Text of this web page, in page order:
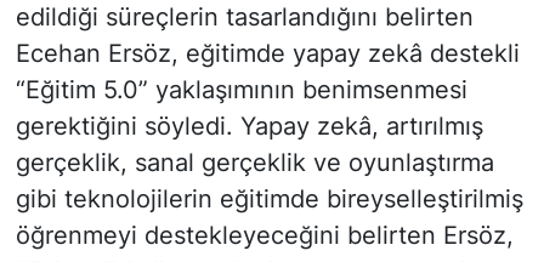
edildiği süreçlerin tasarlandığını belirten
Ecehan Ersöz, eğitimde yapay zekâ destekli
“Eğitim 5.0” yaklaşımının benimsenmesi
gerektiğini söyledi. Yapay zekâ, artırılmış
gerçeklik, sanal gerçeklik ve oyunlaştırma
gibi teknolojilerin eğitimde bireyselleştirilmiş
öğrenmeyi destekleyeceğini belirten Ersöz,